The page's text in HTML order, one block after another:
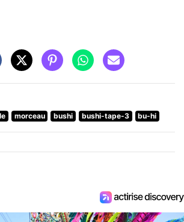
morceau bushi bushi-tape-3 bu-hi